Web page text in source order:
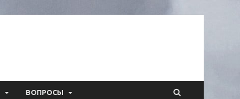
ВОПРОСЫ